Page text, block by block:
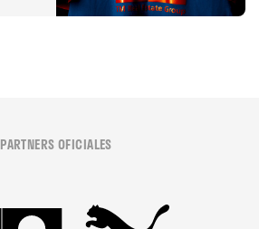
PARTNERS OFICIALES